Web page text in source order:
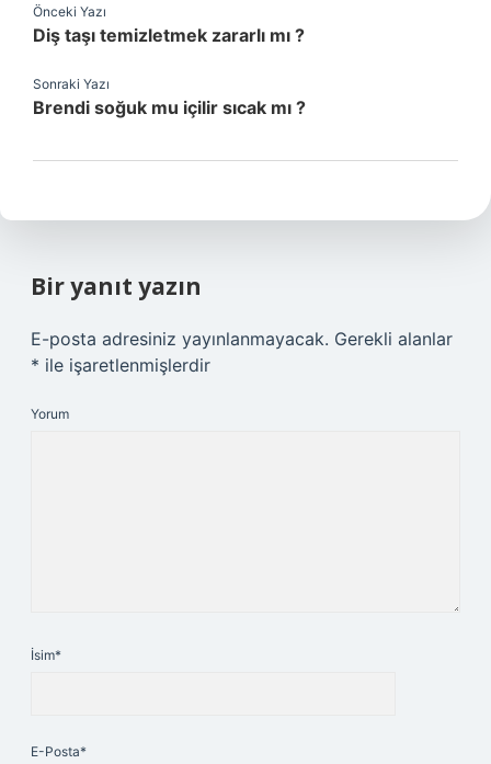
Önceki Yazı
Diş taşı temizletmek zararlı mı ?
Sonraki Yazı
Brendi soğuk mu içilir sıcak mı ?
Bir yanıt yazın
E-posta adresiniz yayınlanmayacak. Gerekli alanlar
* ile işaretlenmişlerdir
Yorum
İsim*
E-Posta*